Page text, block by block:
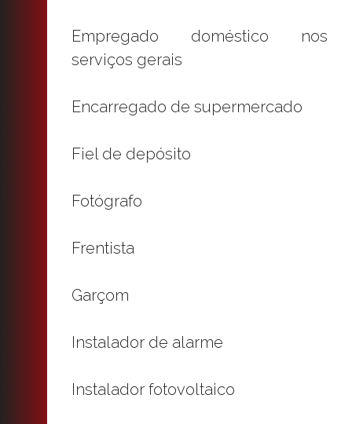
Empregado doméstico nos
serviços gerais
Encarregado de supermercado
Fiel de depósito
Fotógrafo
Frentista
Garçom
Instalador de alarme
Instalador fotovoltaico